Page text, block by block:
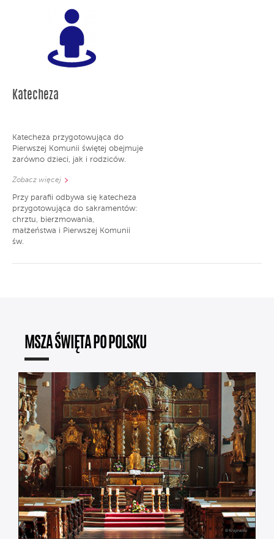
Katecheza
Katecheza przygotowująca do
Pierwszej Komunii świętej obejmuje
zarówno dzieci, jak i rodziców.
Zobacz więcej
Przy parafii odbywa się katecheza
przygotowująca do sakramentów:
chrztu, bierzmowania,
małżeństwa i Pierwszej Komunii
św.
MSZA ŚWIĘTA PO POLSKU